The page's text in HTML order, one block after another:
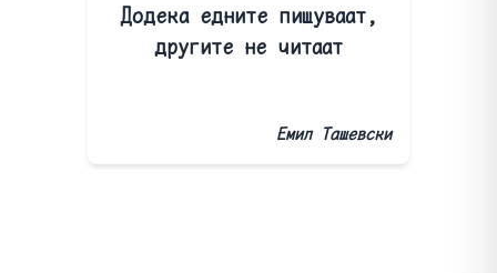
Додека едните пишуваат,
другите не читаат
Емил Ташевски